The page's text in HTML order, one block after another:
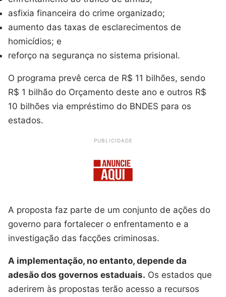
asfixia financeira do crime organizado;
aumento das taxas de esclarecimentos de
homicídios; e
reforço na segurança no sistema prisional.
O programa prevê cerca de R$ 11 bilhões, sendo
R$ 1 bilhão do Orçamento deste ano e outros R$
10 bilhões via empréstimo do BNDES para os
estados.
PUBLICIDADE
A proposta faz parte de um conjunto de ações do
governo para fortalecer o enfrentamento e a
investigação das facções criminosas.
A implementação, no entanto, depende da
adesão dos governos estaduais. Os estados que
aderirem às propostas terão acesso a recursos